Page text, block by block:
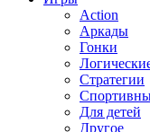
Action
Аркады
Гонки
Стратегии
Для детей
Другое